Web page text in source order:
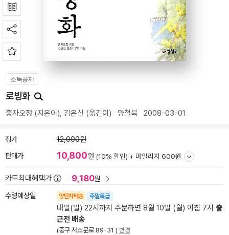
소득공제
로빙화
중자오정 (지은이), 김은신 (옮긴이) 양철북 2008-03-01
정가 12,000원
판매가 10,800원 (10% 할인) + 마일리지 600원
카드최대혜택가 9,180원
수령예상일 양탄자배송 주말특급
내일(일) 22시까지 주문하면 8월 10일 (월) 아침 7시 출
근전 배송
(중구 서소문로 89-31 ) 변경